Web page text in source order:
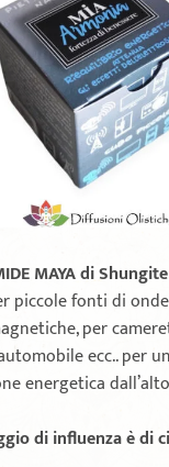
MAYA di
piccole fonti di onde
per
ecc.. per
energetica
di influenza è di